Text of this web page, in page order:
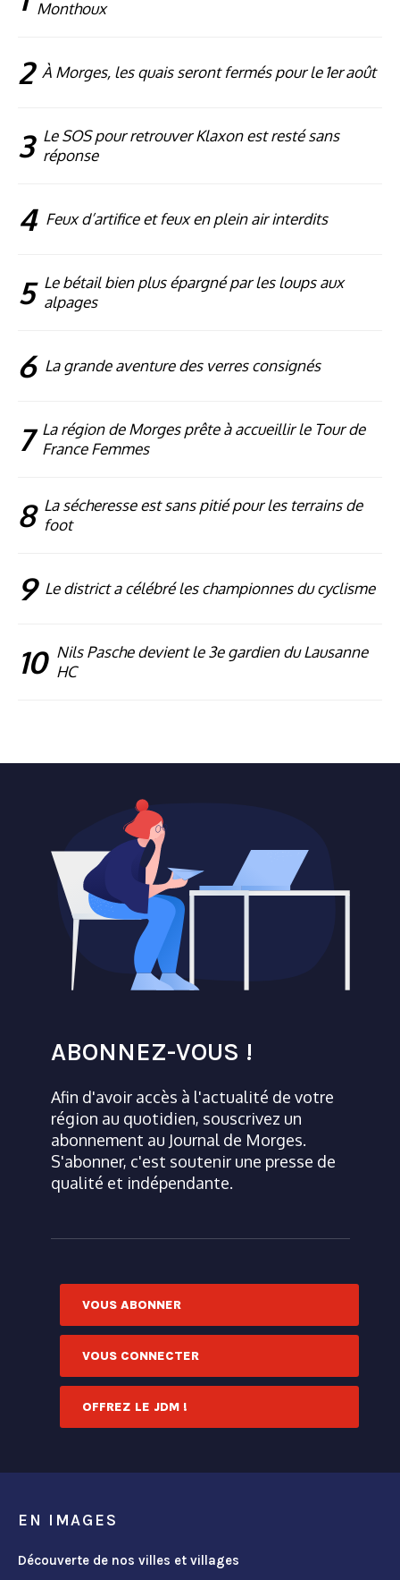
Monthoux
2 À Morges, les quais seront fermés pour le 1er août
3 Le SOS pour retrouver Klaxon est resté sans
réponse
4 Feux d’artifice et feux en plein air interdits
5 Le bétail bien plus épargné par les loups aux
alpages
6 La grande aventure des verres consignés
7 La région de Morges prête à accueillir le Tour de
France Femmes
8 La sécheresse est sans pitié pour les terrains de
foot
9 Le district a célébré les championnes du cyclisme
10 Nils Pasche devient le 3e gardien du Lausanne
HC
ABONNEZ-VOUS !
Afin d'avoir accès à l'actualité de votre
région au quotidien, souscrivez un
abonnement au Journal de Morges.
S'abonner, c'est soutenir une presse de
qualité et indépendante.
VOUS ABONNER
VOUS CONNECTER
OFFREZ LE JDM !
EN IMAGES
Découverte de nos villes et villages